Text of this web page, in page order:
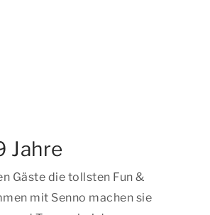
Jahre
Gäste die tollsten Fun &
mit Senno machen sie